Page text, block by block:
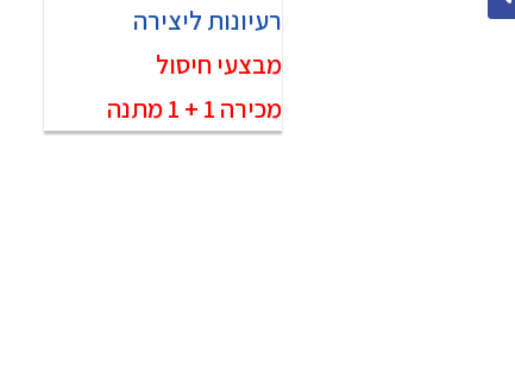
מבצעי חיסול
רעיונות ליצירה
מכירה 1 + 1 מתנה